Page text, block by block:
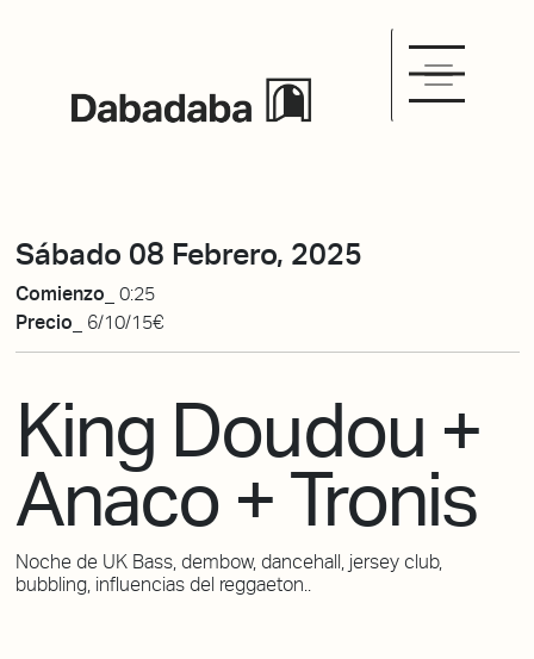
Sábado 08 Febrero, 2025
Comienzo_ 0:25
Precio_ 6/10/15€
King Doudou +
Anaco + Tronis
Noche de UK Bass, dembow, dancehall, jersey club,
bubbling, influencias del reggaeton..